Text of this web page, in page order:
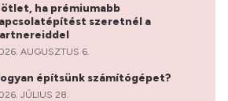
ötlet, ha prémiumabb
szeretnél a
AUGUSZTUS 6.
építsünk számítógépet?
JÚLIUS 28.